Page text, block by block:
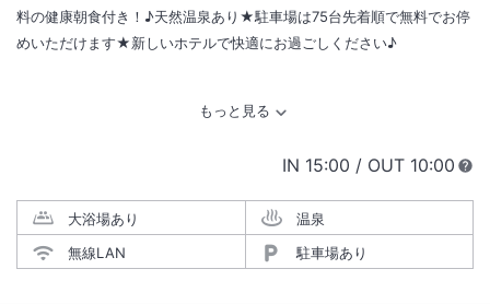
料の健康朝食付き！♪天然温泉あり★駐車場は75台先着順で無料でお停
めいただけます★新しいホテルで快適にお過ごしください♪
IN チェックイン
15:00 / OUT チェック
10:00
大浴場あり
温泉
無線LAN
駐車場あり